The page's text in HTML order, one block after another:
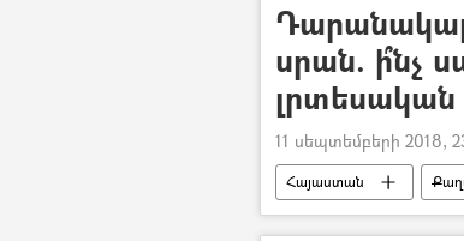
սրան. ի՞նչ
11 սեպտեմբերի 2018,
Հայաստան